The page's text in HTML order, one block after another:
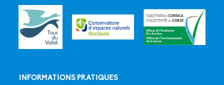
INFORMATIONS PRATIQUES